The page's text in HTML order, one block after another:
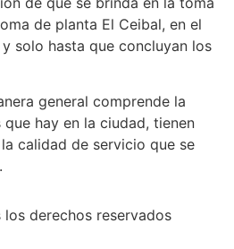
de planta El Ceibal, en el
solo hasta que concluyan los
general comprende la
hay en la ciudad, tienen
calidad de servicio que se
derechos reservados